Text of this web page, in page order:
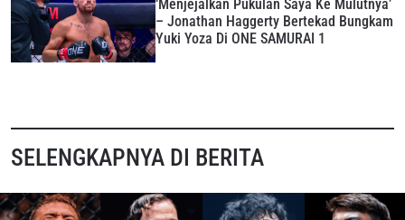
‘Menjejalkan Pukulan Saya Ke Mulutnya’
– Jonathan Haggerty Bertekad Bungkam
Yuki Yoza Di ONE SAMURAI 1
SELENGKAPNYA DI BERITA